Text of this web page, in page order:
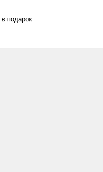
в подарок